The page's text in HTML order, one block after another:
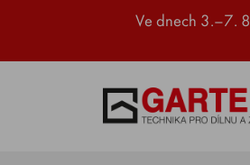
Ve dnech 3.–7.